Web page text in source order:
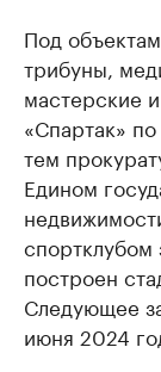
Под
трибуны,
мастерские
«Спартак»
тем
Едином
спортклубом
построен
Следующее
июня 2024